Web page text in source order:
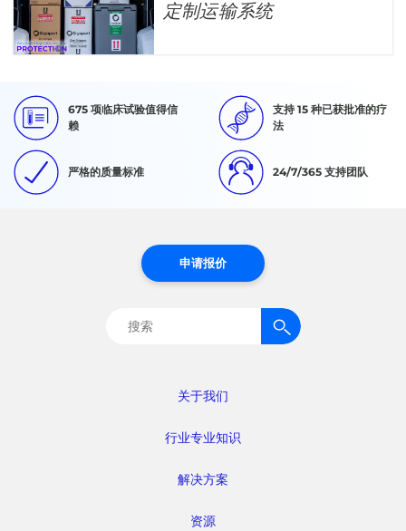
定制运输系统
675 项临床试验值得信
赖
支持 15 种已获批准的疗
法
严格的质量标准 24/7/365 支持团队
关于我们
行业专业知识
解决方案
资源
申请报价
搜